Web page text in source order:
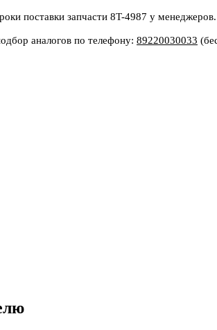
поставки запчасти 8T-4987 у менеджеров.
аналогов по телефону: 89220030033